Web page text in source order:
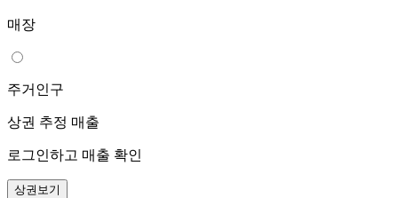
매장
주거인구
상권 추정 매출
로그인하고 매출 확인
상권보기